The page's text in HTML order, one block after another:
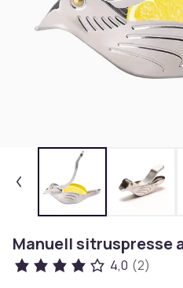
Manuell sitruspresse
4,0 (2)